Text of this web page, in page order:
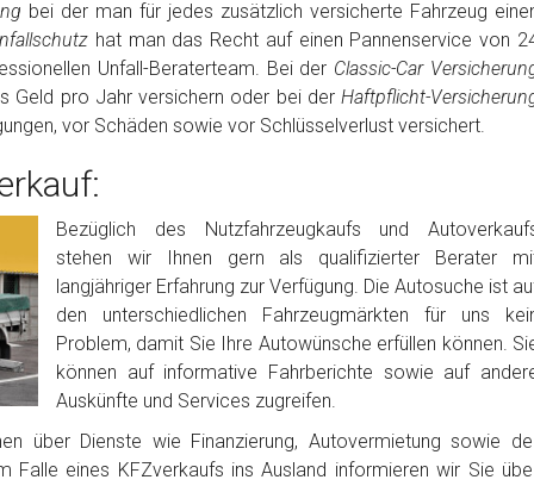
bei der man für jedes zusätzlich versicherte Fahrzeug
hat man das Recht auf einen Pannenservice von
Unfall-Beraterteam. Bei der Classic-Car
Geld pro Jahr versichern oder bei der Haftpflicht-
vor Schäden sowie vor Schlüsselverlust versichert.
Bezüglich des Nutzfahrzeugkaufs und
stehen wir Ihnen gern als qualifizierter Berater
langjähriger Erfahrung zur Verfügung. Die Autosuche ist
den unterschiedlichen Fahrzeugmärkten für uns
Problem, damit Sie Ihre Autowünsche erfüllen können.
können auf informative Fahrberichte sowie auf
Auskünfte und Services zugreifen.
über Dienste wie Finanzierung, Autovermietung sowie
Falle eines KFZverkaufs ins Ausland informieren wir Sie